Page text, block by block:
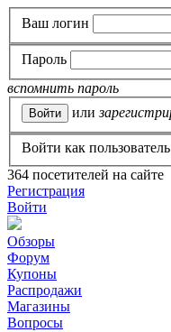
Ваш логин
Пароль
вспомнить пароль
или
Войти как
364 посетителей на сайте
Регистрация
Войти
Обзоры
Форум
Купоны
Распродажи
Магазины
Вопросы